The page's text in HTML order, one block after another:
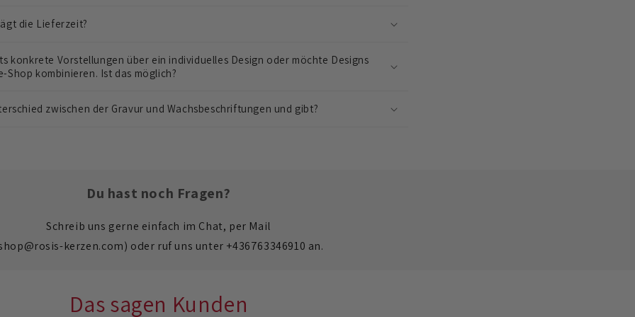
die Lieferzeit?
konkrete Vorstellungen über ein individuelles Design oder möchte Designs
Shop kombinieren. Ist das möglich?
zwischen der Gravur und Wachsbeschriftungen und gibt?
Du hast noch Fragen?
Schreib uns gerne einfach im Chat, per Mail
kerzen.com) oder ruf uns unter +436763346910 an.
Das sagen Kunden